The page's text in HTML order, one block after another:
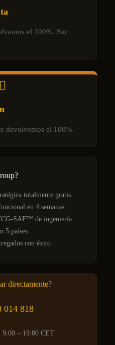
el 100%. Sin
devolvemos el 100%.
totalmente gratis
en 4 semanas
SAF™ de ingeniería
5 países
con éxito
directamente?
014 818
9:00 – 19:00 CET